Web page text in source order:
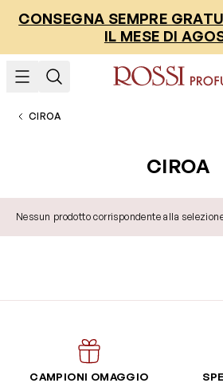
CONSEGNA SEMPRE
IL MESE DI
CIROA
CIROA
Nessun prodotto corrispondente alla
CAMPIONI OMAGGIO